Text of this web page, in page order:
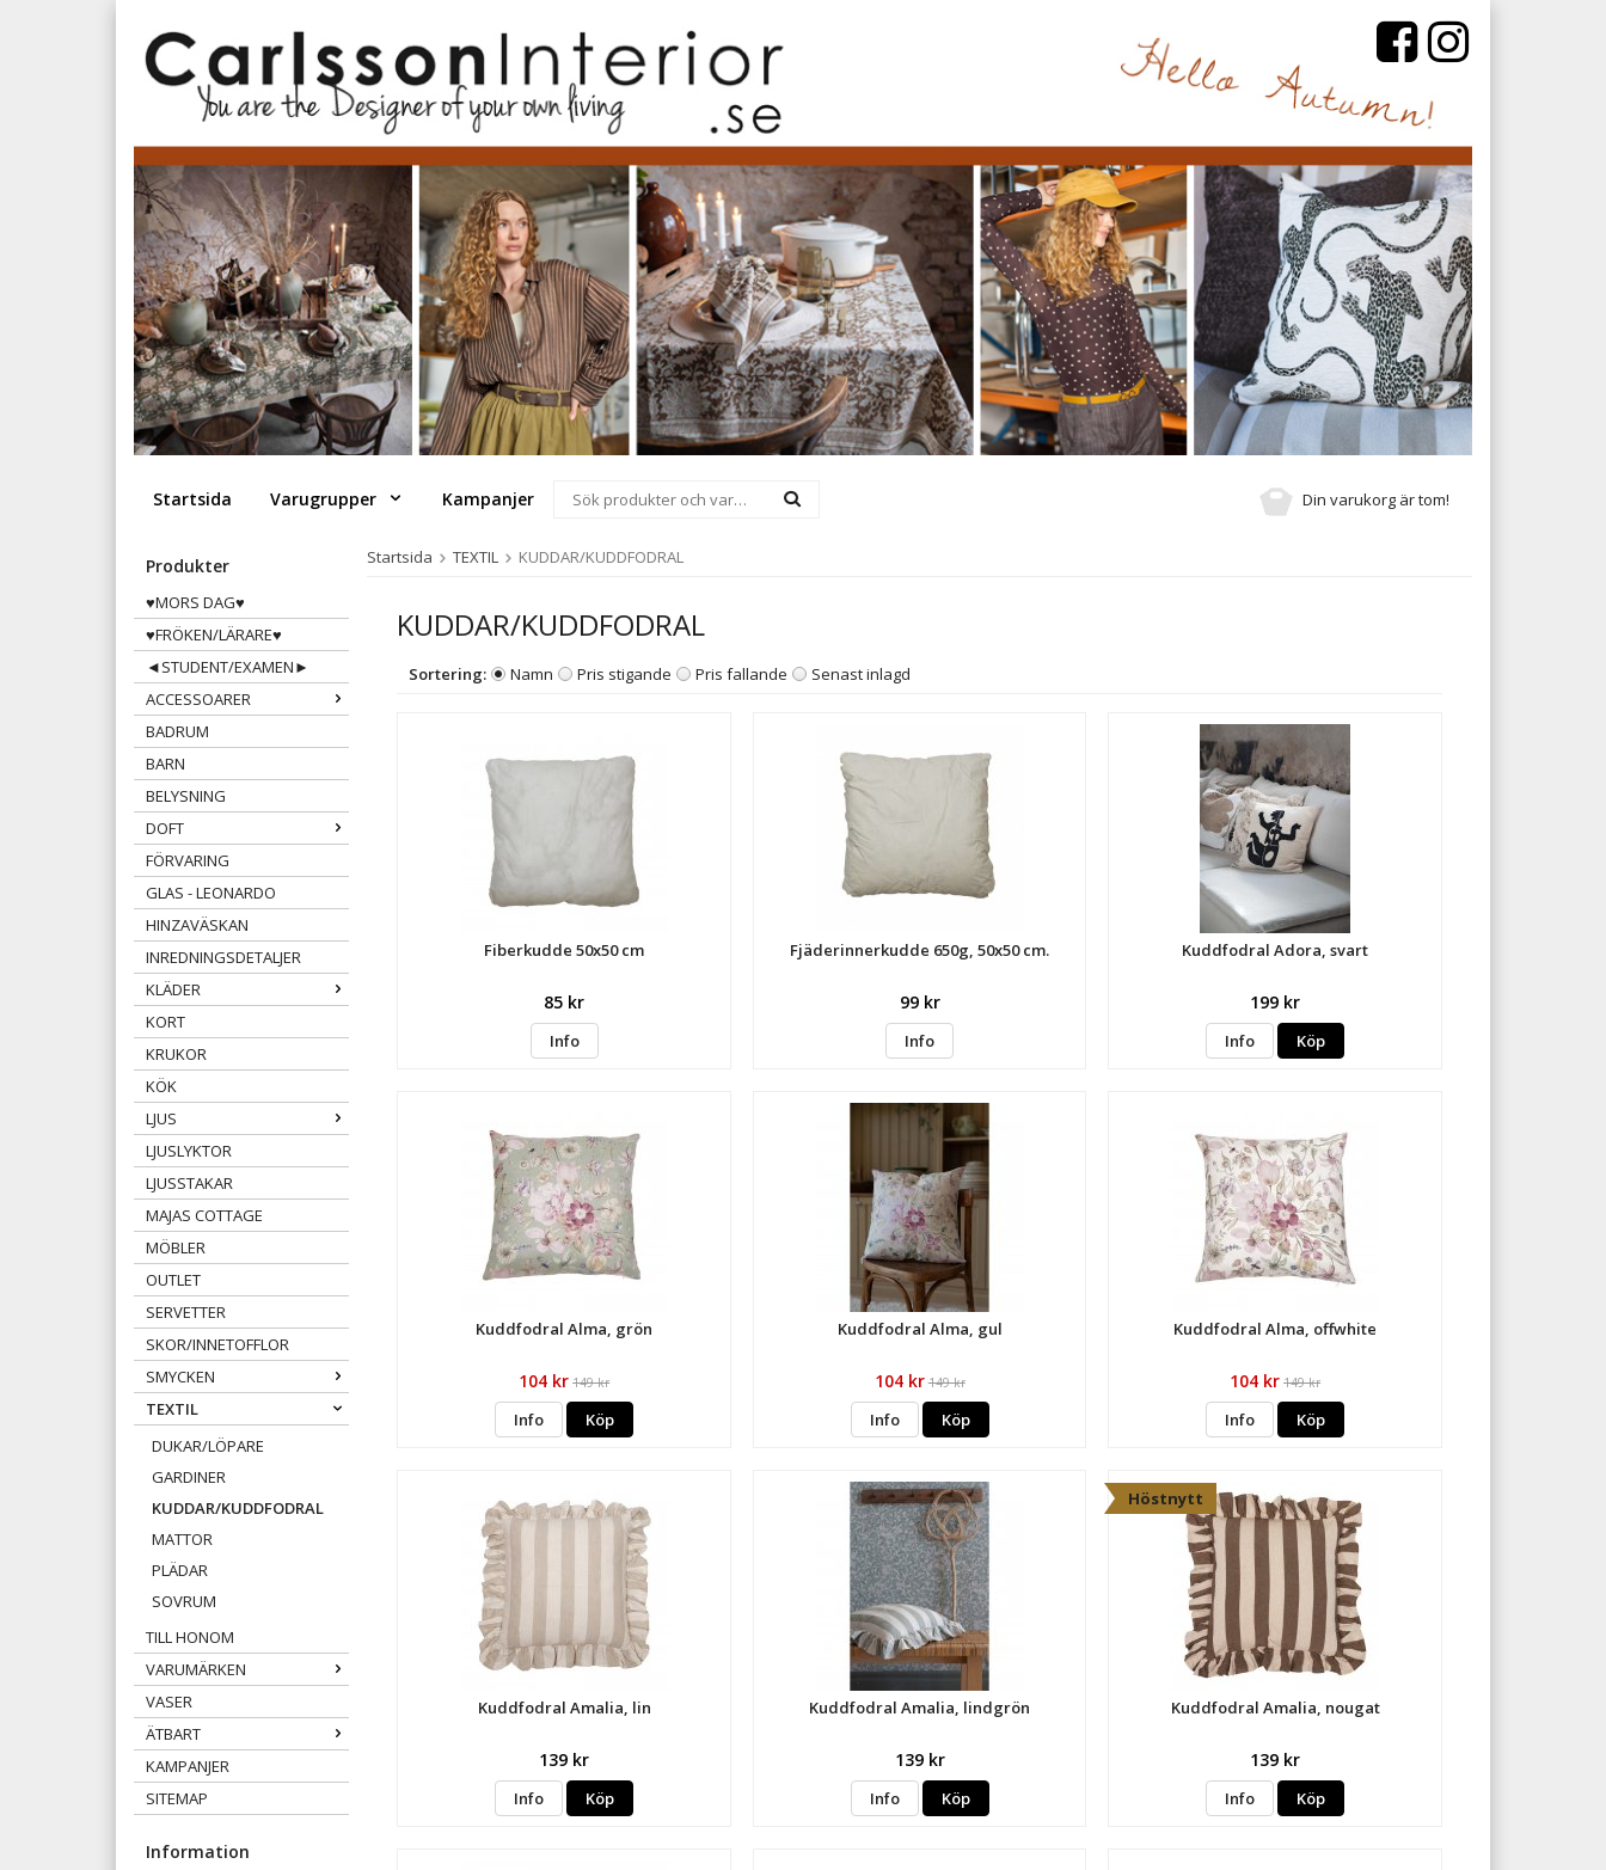
Startsida Varugrupper Kampanjer Din varukorg är tom!
Produkter
♥MORS DAG♥
♥FRÖKEN/LÄRARE♥
◄STUDENT/EXAMEN►
ACCESSOARER
BADRUM
BARN
BELYSNING
DOFT
FÖRVARING
GLAS - LEONARDO
HINZAVÄSKAN
INREDNINGSDETALJER
KLÄDER
KORT
KRUKOR
KÖK
LJUS
LJUSLYKTOR
LJUSSTAKAR
MAJAS COTTAGE
MÖBLER
OUTLET
SERVETTER
SKOR/INNETOFFLOR
SMYCKEN
TEXTIL
DUKAR/LÖPARE
GARDINER
KUDDAR/KUDDFODRAL
MATTOR
PLÄDAR
SOVRUM
TILL HONOM
VARUMÄRKEN
VASER
ÄTBART
KAMPANJER
SITEMAP
Information
Startsida TEXTIL KUDDAR/KUDDFODRAL
KUDDAR/KUDDFODRAL
Sortering: Namn Pris stigande Pris fallande Senast inlagd
Fiberkudde 50x50 cm
85 kr
Info
Fjäderinnerkudde 650g, 50x50 cm.
99 kr
Info
Kuddfodral Adora, svart
199 kr
Info Köp
Kuddfodral Alma, grön
104 kr 149 kr
Info Köp
Kuddfodral Alma, gul
104 kr 149 kr
Info Köp
Kuddfodral Alma, offwhite
104 kr 149 kr
Info Köp
Kuddfodral Amalia, lin
139 kr
Info Köp
Kuddfodral Amalia, lindgrön
139 kr
Info Köp
Höstnytt
Kuddfodral Amalia, nougat
139 kr
Info Köp